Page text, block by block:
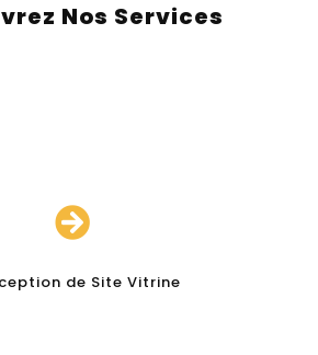
Nos Services

de Site Vitrine